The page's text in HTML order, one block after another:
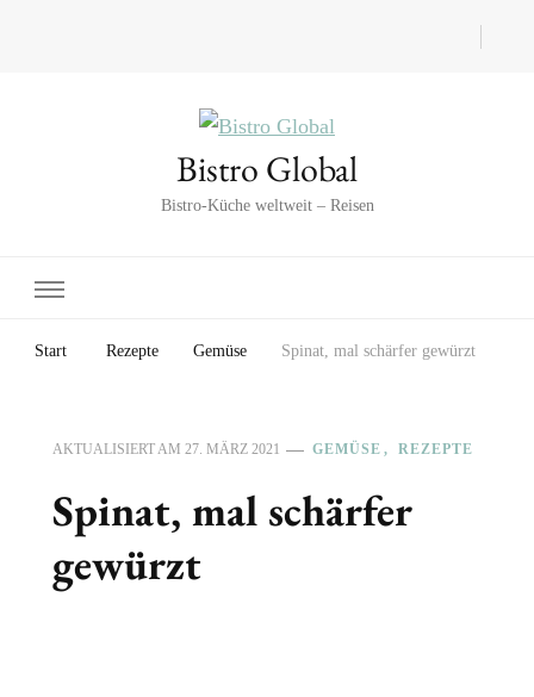
Bistro Global
Bistro-Küche weltweit – Reisen
Start Rezepte Gemüse Spinat, mal schärfer gewürzt
AKTUALISIERT AM 27. MÄRZ 2021 GEMÜSE REZEPTE
Spinat, mal schärfer
gewürzt